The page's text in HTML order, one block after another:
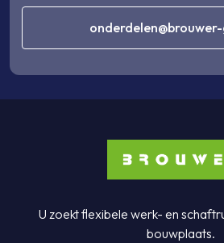
U zoekt flexibele werk- en
bouwplaats.